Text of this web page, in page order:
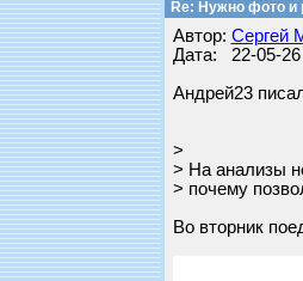
Re: Нужно фото и
Автор: Сергей
Дата: 22-05-26
Андрей23
>
> На анализы
> почему
Во вторник